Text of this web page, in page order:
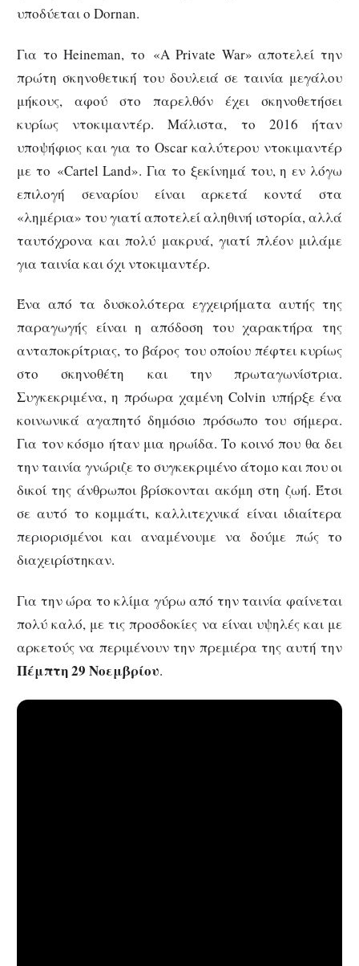
υποδύεται ο Dornan.
Για το Heineman, το «A Private War» αποτελεί την
πρώτη σκηνοθετική του δουλειά σε ταινία μεγάλου
μήκους, αφού στο παρελθόν έχει σκηνοθετήσει
κυρίως ντοκιμαντέρ. Μάλιστα, το 2016 ήταν
υποψήφιος και για το Oscar καλύτερου ντοκιμαντέρ
με το «Cartel Land». Για το ξεκίνημά του, η εν λόγω
επιλογή σεναρίου είναι αρκετά κοντά στα
«λημέρια» του γιατί αποτελεί αληθινή ιστορία, αλλά
ταυτόχρονα και πολύ μακρυά, γιατί πλέον μιλάμε
για ταινία και όχι ντοκιμαντέρ.
Ένα από τα δυσκολότερα εγχειρήματα αυτής της
παραγωγής είναι η απόδοση του χαρακτήρα της
ανταποκρίτριας, το βάρος του οποίου πέφτει κυρίως
στο σκηνοθέτη και την πρωταγωνίστρια.
Συγκεκριμένα, η πρόωρα χαμένη Colvin υπήρξε ένα
κοινωνικά αγαπητό δημόσιο πρόσωπο του σήμερα.
Για τον κόσμο ήταν μια ηρωίδα. Το κοινό που θα δει
την ταινία γνώριζε το συγκεκριμένο άτομο και που οι
δικοί της άνθρωποι βρίσκονται ακόμη στη ζωή. Έτσι
σε αυτό το κομμάτι, καλλιτεχνικά είναι ιδιαίτερα
περιορισμένοι και αναμένουμε να δούμε πώς το
διαχειρίστηκαν.
Για την ώρα το κλίμα γύρω από την ταινία φαίνεται
πολύ καλό, με τις προσδοκίες να είναι υψηλές και με
αρκετούς να περιμένουν την πρεμιέρα της αυτή την
Πέμπτη 29 Νοεμβρίου.